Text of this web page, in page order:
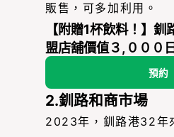
販售，可多加利用。
【附贈1杯飲料！】
盟店舖價值３,０００
預約
2.釧路和商市場
2023年，釧路港32年